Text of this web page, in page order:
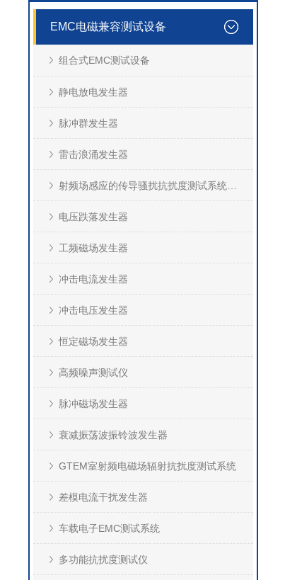
EMC电磁兼容测试设备
组合式EMC测试设备
静电放电发生器
脉冲群发生器
雷击浪涌发生器
电压跌落发生器
工频磁场发生器
冲击电流发生器
冲击电压发生器
恒定磁场发生器
高频噪声测试仪
脉冲磁场发生器
衰减振荡波振铃波发生器
GTEM室射频电磁场辐射抗扰度测试系统
差模电流干扰发生器
车载电子EMC测试系统
多功能抗扰度测试仪